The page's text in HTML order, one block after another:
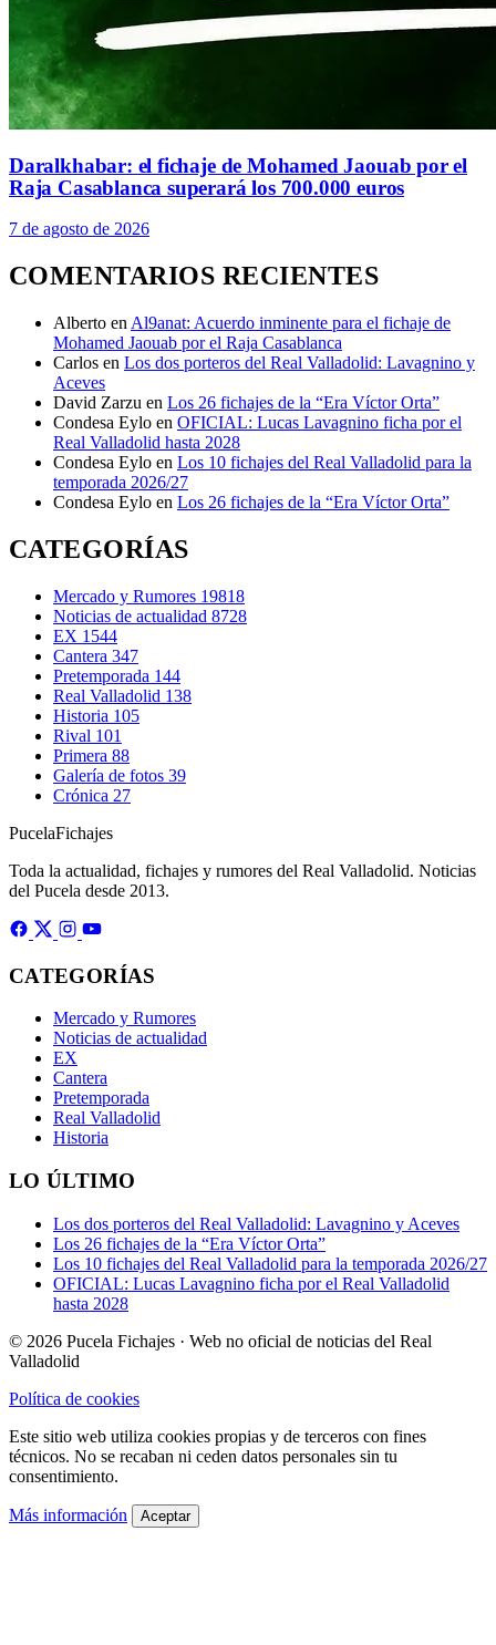
Daralkhabar: el fichaje de Mohamed Jaouab por el
Raja Casablanca superará los 700.000 euros
7 de agosto de 2026
COMENTARIOS RECIENTES
Alberto en Al9anat: Acuerdo inminente para el fichaje de
Mohamed Jaouab por el Raja Casablanca
Carlos en Los dos porteros del Real Valladolid: Lavagnino y
Aceves
David Zarzu en Los 26 fichajes de la “Era Víctor Orta”
Condesa Eylo en OFICIAL: Lucas Lavagnino ficha por el
Real Valladolid hasta 2028
Condesa Eylo en Los 10 fichajes del Real Valladolid para la
temporada 2026/27
Condesa Eylo en Los 26 fichajes de la “Era Víctor Orta”
CATEGORÍAS
Mercado y Rumores 19818
Noticias de actualidad 8728
EX 1544
Cantera 347
Pretemporada 144
Real Valladolid 138
Historia 105
Rival 101
Primera 88
Galería de fotos 39
Crónica 27
PucelaFichajes
Toda la actualidad, fichajes y rumores del Real Valladolid. Noticias
del Pucela desde 2013.
CATEGORÍAS
Mercado y Rumores
Noticias de actualidad
EX
Cantera
Pretemporada
Real Valladolid
Historia
LO ÚLTIMO
Los dos porteros del Real Valladolid: Lavagnino y Aceves
Los 26 fichajes de la “Era Víctor Orta”
Los 10 fichajes del Real Valladolid para la temporada 2026/27
OFICIAL: Lucas Lavagnino ficha por el Real Valladolid
hasta 2028
© 2026 Pucela Fichajes · Web no oficial de noticias del Real
Valladolid
Política de cookies
Este sitio web utiliza cookies propias y de terceros con fines
técnicos. No se recaban ni ceden datos personales sin tu
consentimiento.
Más información Aceptar